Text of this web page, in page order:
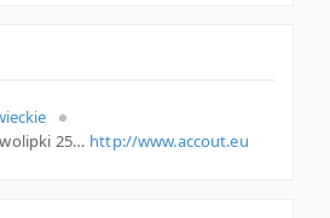
01-010 Warszawa, Nowolipki 25 lok. 44, woj. Mazowieckie, pow. Warszawa, gm. Warszawa http://www.accout.eu